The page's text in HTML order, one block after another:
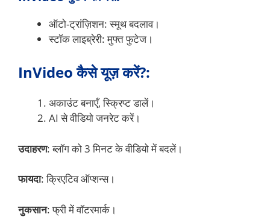
ऑटो-ट्रांज़िशन: स्मूथ बदलाव।
स्टॉक लाइब्रेरी: मुफ्त फुटेज।
InVideo कैसे यूज़ करें?:
अकाउंट बनाएँ, स्क्रिप्ट डालें।
AI से वीडियो जनरेट करें।
उदाहरण: ब्लॉग को 3 मिनट के वीडियो में बदलें।
फायदा: क्रिएटिव ऑप्शन्स।
नुकसान: फ्री में वॉटरमार्क।